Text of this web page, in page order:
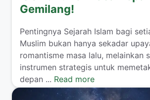
Gemilang!
Pentingnya Sejarah Islam bagi
Muslim bukan hanya sekadar
romantisme masa lalu, melainkan
instrumen strategis untuk
depan ... Read more